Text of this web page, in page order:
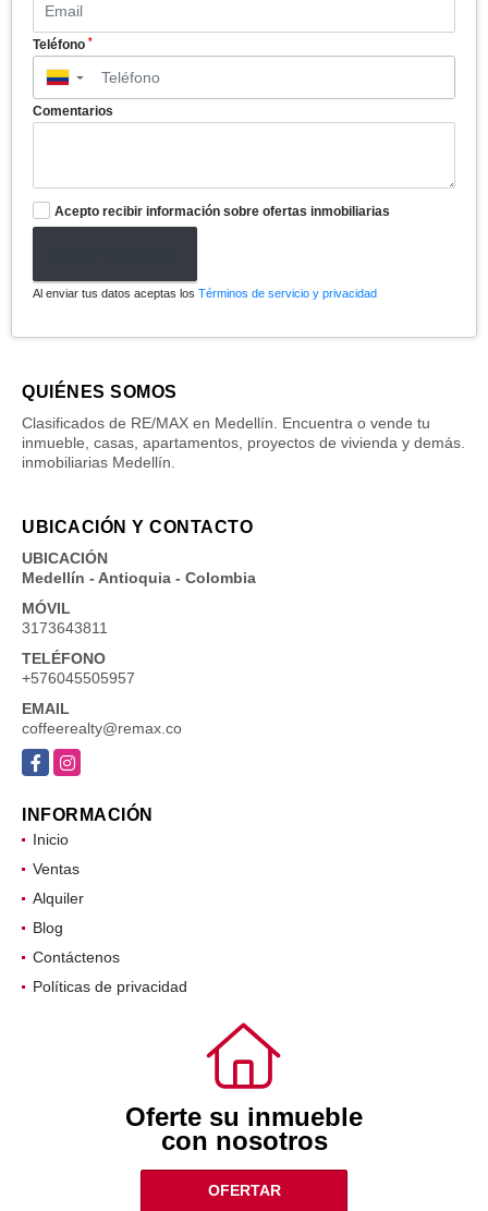
Teléfono *
▼
Comentarios
Acepto recibir información sobre ofertas inmobiliarias
Al enviar tus datos aceptas los Términos de servicio y privacidad
QUIÉNES SOMOS
Clasificados de RE/MAX en Medellín. Encuentra o vende tu
inmueble, casas, apartamentos, proyectos de vivienda y demás.
inmobiliarias Medellín.
UBICACIÓN Y CONTACTO
UBICACIÓN
Medellín - Antioquia - Colombia
MÓVIL
3173643811
TELÉFONO
+576045505957
EMAIL
coffeerealty@remax.co
FacebookInstagram
INFORMACIÓN
Inicio
Ventas
Alquiler
Blog
Contáctenos
Políticas de privacidad
Oferte su inmueble
con nosotros
OFERTAR